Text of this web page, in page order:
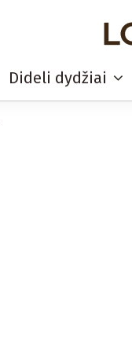
Dideli dydžiai